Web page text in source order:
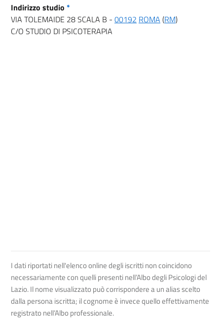
Indirizzo studio *
VIA TOLEMAIDE 28 SCALA B - 00192 ROMA (RM)
C/O STUDIO DI PSICOTERAPIA
I dati riportati nell'elenco online degli iscritti non coincidono
necessariamente con quelli presenti nell’Albo degli Psicologi del
Lazio. Il nome visualizzato può corrispondere a un alias scelto
dalla persona iscritta; il cognome è invece quello effettivamente
registrato nell’Albo professionale.